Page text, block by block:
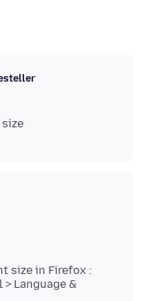
size in Firefox :
> Language &